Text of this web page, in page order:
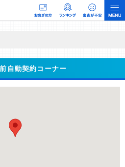
当編集部の調査／ユーザーへの口コミ収集な
供を行っています。
自動契約コーナー